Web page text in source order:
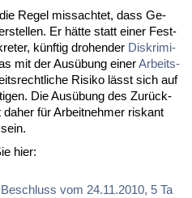
Re­gel miss­ach­tet, dass Ge­
Er hät­te statt ei­ner Fest­
künf­tig dro­hen­der Dis­kri­mi­
mit der Aus­übung ei­nerAr­beits­
Ri­si­ko lässt sich auf
Die Aus­übung des Zu­rück­
für Ar­beit­neh­mer ris­kant
hier:
vom 24.11.2010, 5 Ta